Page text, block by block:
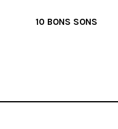
10 BONS SONS